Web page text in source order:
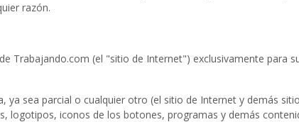
razón.
Trabajando.com (el "sitio de Internet") exclusivamente para
sea parcial o cualquier otro (el sitio de Internet y demás
iconos de los botones, programas y demás